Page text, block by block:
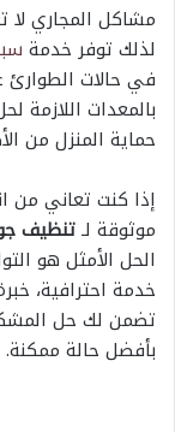
مشاكل المجاري
لذلك توفر خدمة
بالمعدات اللازمة
حماية المنزل من
إذا كنت تعاني
موثوقة لـتنظيف
الحل الأمثل هو
خدمة احترافية،
تضمن لك حل
بأفضل حالة ممكنة.